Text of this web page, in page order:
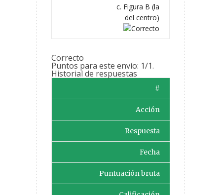
c. Figura B (la
del centro)
Correcto
Puntos para este envío: 1/1.
Historial de respuestas
#
Acción
Respuesta
Fecha
Puntuación bruta